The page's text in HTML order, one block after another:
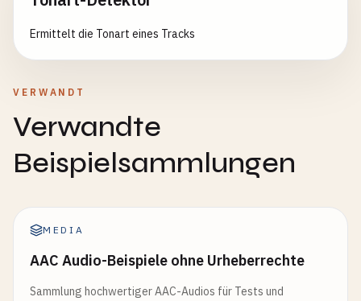
Ermittelt die Tonart eines Tracks
VERWANDT
Verwandte
Beispielsammlungen
MEDIA
AAC Audio-Beispiele ohne Urheberrechte
Sammlung hochwertiger AAC-Audios für Tests und